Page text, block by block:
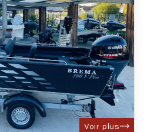
Voir plus